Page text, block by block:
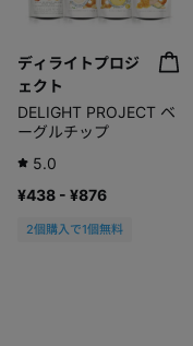
ディライトプロジ
ェクト
DELIGHT PROJECT ベ
ーグルチップ
5.0
¥438 - ¥876
2個購入で1個無料